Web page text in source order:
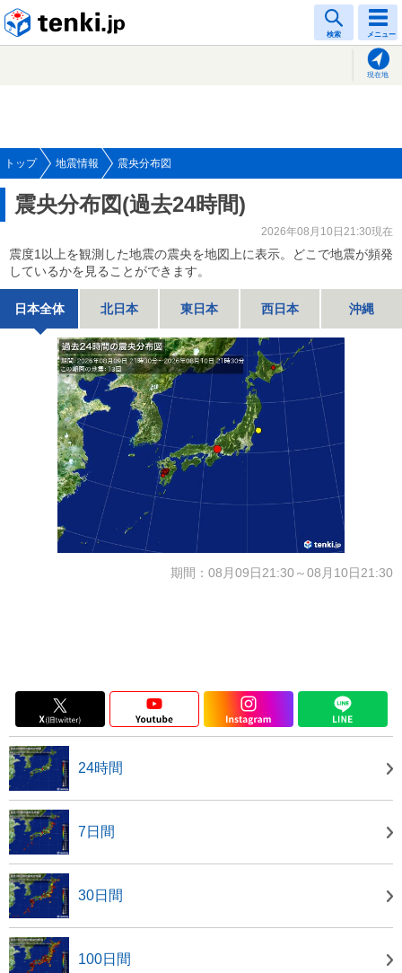
検索 メニュー
現在地
トップ 地震情報 震央分布図
震央分布図(過去24時間)
2026年08月10日21:30現在
震度1以上を観測した地震の震央を地図上に表示。どこで地震が頻発
しているかを見ることができます。
日本全体 北日本 東日本 西日本 沖縄
期間：08月09日21:30～08月10日21:30
24時間
7日間
30日間
100日間